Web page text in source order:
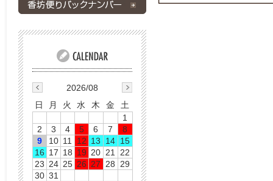
2026/08
日
月 火 水 木 金
土
1
2
3 4 5 6 7
8
9
10 11 12 13 14 15
16 17 18 19 20 21
22
23 24 25 26 27 28
29
30 31